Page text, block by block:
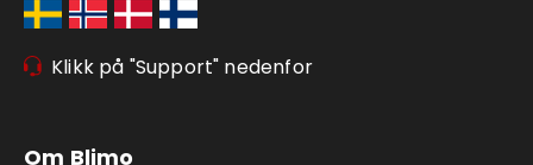
Klikk på "Support" nedenfor
Om Blimo